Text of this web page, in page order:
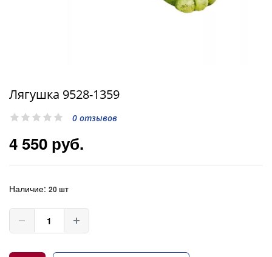
Лягушка 9528-1359
0 отзывов
4 550 руб.
Наличие: 20 шт